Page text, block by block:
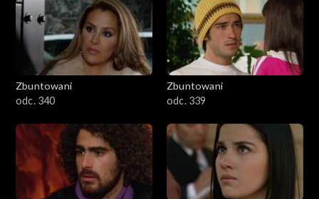
Zbuntowani
odc. 340
Zbuntowani
odc. 339